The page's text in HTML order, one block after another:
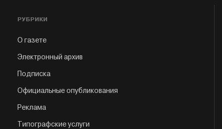
РУБРИКИ
О газете
Электронный архив
Подписка
Официальные опубликования
Реклама
Типографские услуги